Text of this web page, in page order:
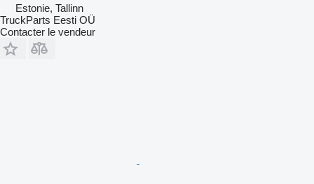
Estonie, Tallinn
TruckParts Eesti OÜ
Contacter le vendeur